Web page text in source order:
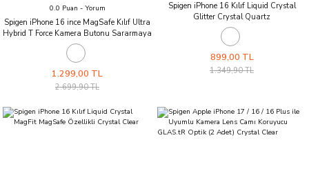
0.0 Puan - Yorum
Spigen iPhone 16 ince MagSafe Kılıf Ultra
Hybrid T Force Kamera Butonu Sararmaya
Dayanıklı DuraClear™ Hava Kanalı
Teknolojisi™ Askeri Sınıf Koruma MagFit
1.299,00 TL
2.699,90 TL
Spigen iPhone 16 Kılıf Liquid Crystal
Glitter Crystal Quartz
899,00 TL
1.349,90 TL